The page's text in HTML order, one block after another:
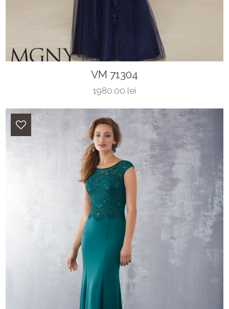
VM 71304
1980.00 lei